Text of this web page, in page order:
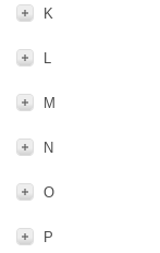
K
L
M
N
O
P